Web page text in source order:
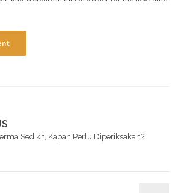
Sedikit, Kapan Perlu Diperiksakan?